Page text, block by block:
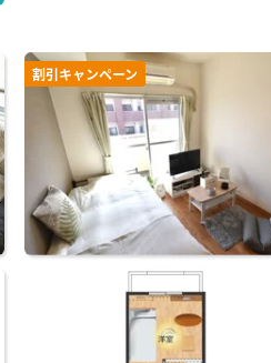
割引キャンペーン